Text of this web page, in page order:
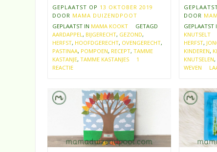
GEPLAATST OP 13 OKTOBER 2019
DOOR MAMA DUIZENDPOOT
GEPLAATST IN MAMA KOOKT
GETAGD
AARDAPPEL , BIJGERECHT, GEZOND,
HERFST, HOOFDGERECHT, OVENGERECHT,
PASTINAA, POMPOEN, RECEPT, TAMME
KASTANJE, TAMME KASTANJES
1
REACTIE
DOOR
GEPLAATST
KNUTSELT
HERFST,
KINDEREN,
KNUTSELEN,
WEVEN